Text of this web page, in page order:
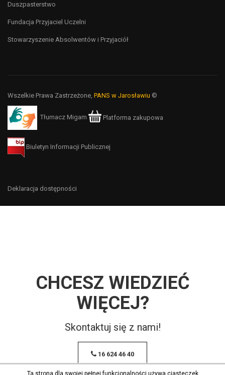
Duszpasterstwo
Fundacja Przyjaciel Uczelni
Stowarzyszenie Absolwentów i Przyjaciół
Wszelkie Prawa Zastrzeżone, PANS w Jarosławiu ©
Tłumacz Migam Platforma zakupowa
Biuletyn Informacji Publicznej
Deklaracja dostępności
CHCESZ WIEDZIEĆ
WIĘCEJ?
Skontaktuj się z nami!
16 624 46 40
Ta strona dla swojej pełnej funkcjonalności używa ciasteczek